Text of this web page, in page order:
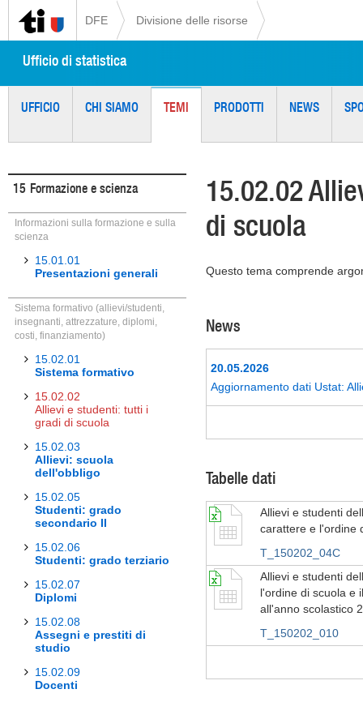
DFE Divisione delle risorse
Ufficio di statistica
UFFICIO CHI SIAMO TEMI PRODOTTI NEWS
15 Formazione e scienza
Informazioni sulla formazione e sulla
scienza
15.01.01
Presentazioni generali
Sistema formativo (allievi/studenti,
insegnanti, attrezzature, diplomi,
costi, finanziamento)
15.02.01
Sistema formativo
15.02.02
Allievi e studenti: tutti i
gradi di scuola
15.02.03
Allievi: scuola
dell'obbligo
15.02.05
Studenti: grado
secondario II
15.02.06
Studenti: grado terziario
15.02.07
Diplomi
15.02.08
Assegni e prestiti di
studio
15.02.09
Docenti
15.02.02
di scuola
Questo tema comprende
News
20.05.2026
Aggiornamento dati Ustat:
Tabelle dati
Allievi e studenti
carattere e l'ordine
T_150202_04C
Allievi e studenti
l'ordine di scuola e
all'anno scolastico
T_150202_010